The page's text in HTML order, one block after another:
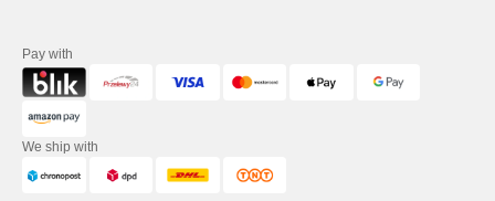
Pay with
We ship with